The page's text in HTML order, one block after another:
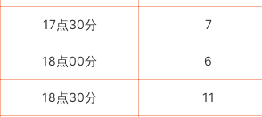
17点30分 7
18点00分 6
18点30分 11